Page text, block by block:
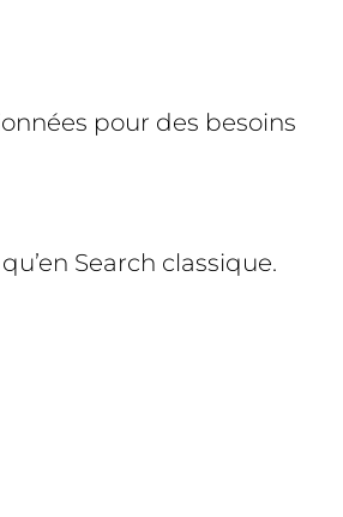
pour des besoins
Search classique.